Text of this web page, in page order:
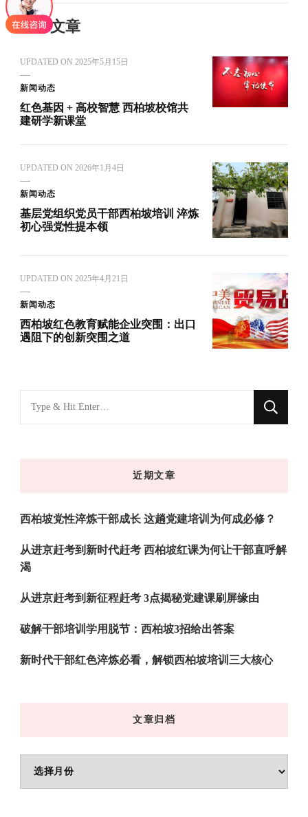
推荐文章
UPDATED ON 2025年5月15日
新闻动态
红色基因 + 高校智慧 西柏坡校馆共
建研学新课堂
UPDATED ON 2026年1月4日
新闻动态
基层党组织党员干部西柏坡培训 淬炼
初心强党性提本领
UPDATED ON 2025年4月21日
新闻动态
西柏坡红色教育赋能企业突围：出口
遇阻下的创新突围之道
什
近期文章
西柏坡党性淬炼干部成长 这趟党建培训为何成必修？
从进京赶考到新时代赶考 西柏坡红课为何让干部直呼解
渴
从进京赶考到新征程赶考 3点揭秘党建课刷屏缘由
破解干部培训学用脱节：西柏坡3招给出答案
新时代干部红色淬炼必看，解锁西柏坡培训三大核心
文章归档